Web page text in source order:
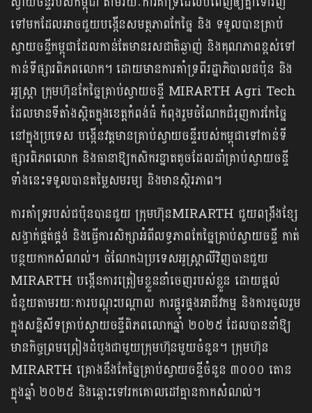
ទៅមកដែលអាចជួយបង្កើនសមត្ថភាពកែច្នៃ និង ទទួលបានគ្រាប់
ស្វាយចន្ទីកម្ពុជាដែលកាន់តែមានរសជាតិឆ្ងាញ់ និងគុណភាពខ្ពស់ទៅ
កាន់ទីផ្សារពិភពលោក។ ដោយមានការគាំទ្រពីរដ្ឋាភិបាលជប៉ុន និង
អូស្ត្រា ក្រុមហ៊ុនកែច្នៃគ្រាប់ស្វាយចន្ទី MIRARTH Agri Tech
ដែលមានទីតាំងស្ថិតក្នុងខេត្តកំពង់ធំ កំពុងរួមចំណែកជំរុញការកែច្នៃ
នៅក្នុងប្រទេស បង្កើនវត្តមានគ្រាប់ស្វាយចន្ទីរបស់កម្ពុជាទៅកាន់ទី
ផ្សារពិភពលោក និងធានាឱ្យកសិករខ្នាតតូចដែលដាំគ្រាប់ស្វាយចន្ទី
ទាំងនេះទទួលបានតម្លៃសមរម្យ និងមានស្ថិរភាព។
ការគាំទ្ររបស់ជប៉ុនបានជួយ ក្រុមហ៊ុនMIRARTH ជួយពង្រឹងខ្សែ
សង្វាក់ផ្គត់ផ្គង់ និងធ្វើការសិក្សាអំពីលទ្ធភាពកែច្នៃគ្រាប់ស្វាយចន្ទី កាត់
បន្ថយកាកសំណល់។ ចំណែកឯប្រទេស​អូស្ត្រាលីវិញបានជួយ
MIRARTH បង្កើនការត្រៀមខ្លួននាំចេញរបស់ខ្លួន ដោយផ្តល់
ជំនួយតាមរយៈការបណ្តុះបណ្តាល ការផ្គូរផ្គងអាជីវកម្ម និងការចូលរួម
ក្នុងសន្និសីទគ្រាប់ស្វាយចន្ទីពិភពលោកឆ្នាំ ២០២៥ ដែលបាននាំឱ្យ
មានកិច្ចព្រមព្រៀងដំបូងជាមួយក្រុមហ៊ុនមួយចំនួន។ ក្រុមហ៊ុន
MIRARTH គ្រោងនឹងកែច្នៃគ្រាប់ស្វាយចន្ទីចំនួន ៣០០០ តោន
ក្នុងឆ្នាំ ២០២៥ និងឆ្ពោះទៅរកគោលដៅគ្មានកាកសំណល់។